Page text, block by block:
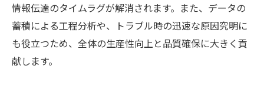
情報伝達のタイムラグが解消されます。また、データの
蓄積による工程分析や、トラブル時の迅速な原因究明に
も役立つため、全体の生産性向上と品質確保に大きく貢
献します。